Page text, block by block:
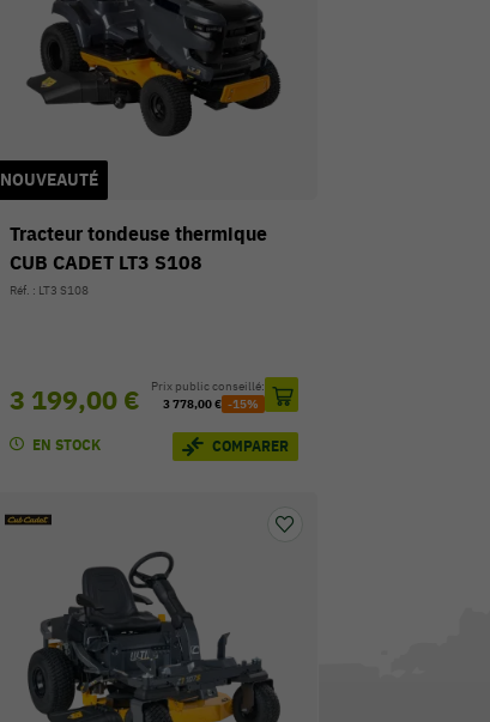
NOUVEAUTÉ
Tracteur tondeuse thermique
CUB CADET LT3 S108
Réf. : LT3 S108
3 199,00 €
Prix public conseillé:
3 778,00 € -15%
EN STOCK COMPARER